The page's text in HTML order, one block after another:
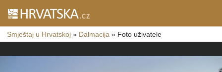
Smještaj u Hrvatskoj » Dalmacija » Foto uživatele